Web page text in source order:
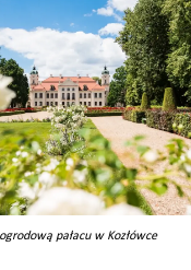
pałacu w Kozłówce